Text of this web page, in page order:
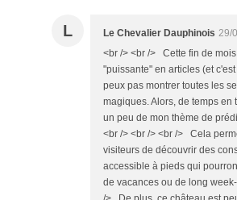
L Le Chevalier Dauphinois 29/
<br /> <br /> Cette fin de
"puissante" en articles (et
peux pas montrer toutes les
magiques. Alors, de temps en
un peu de mon thème de
<br /> <br /> <br /> Cela
visiteurs de découvrir des
accessible à pieds qui
de vacances ou de long